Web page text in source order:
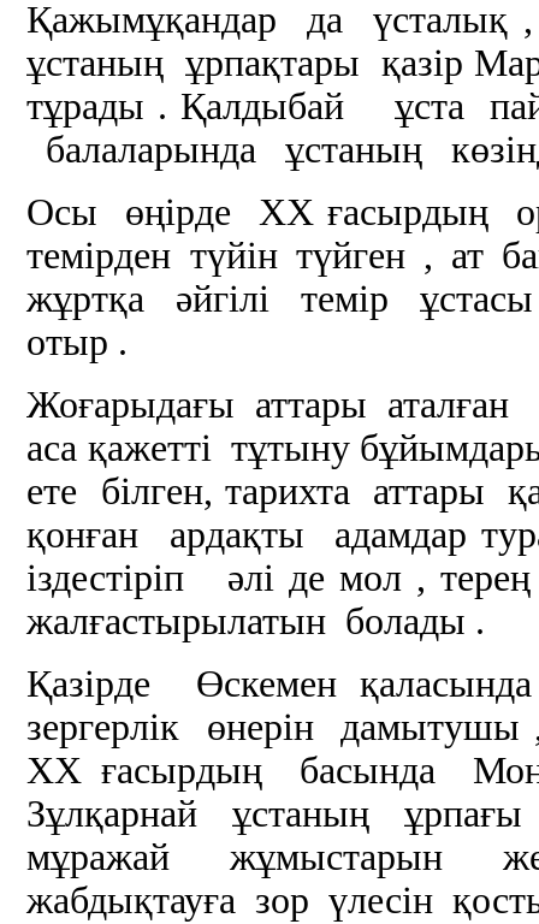
Қажымұқандар да үсталық ,
ұстаның ұрпақтары қазір
тұрады . Қалдыбай ұста
балаларында ұстаның
Осы өңірде ХХ ғасырдың
темірден түйін түйген ,
жұртқа әйгілі темір
отыр .
Жоғарыдағы аттары аталған
аса қажетті тұтыну
ете білген, тарихта
қонған ардақты адамдар
іздестіріп әлі де мол ,
жалғастырылатын болады .
Қазірде Өскемен
зергерлік өнерін
ХХ ғасырдың басында
Зұлқарнай ұстаның
мұражай жұмыстарын
жабдықтауға зор үлесін